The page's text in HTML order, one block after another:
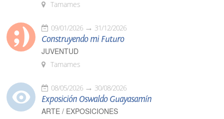
Tamames
09/01/2026 31/12/2026
Construyendo mi Futuro
JUVENTUD
Tamames
08/05/2026 30/08/2026
Exposición Oswaldo Guayasamín
ARTE / EXPOSICIONES